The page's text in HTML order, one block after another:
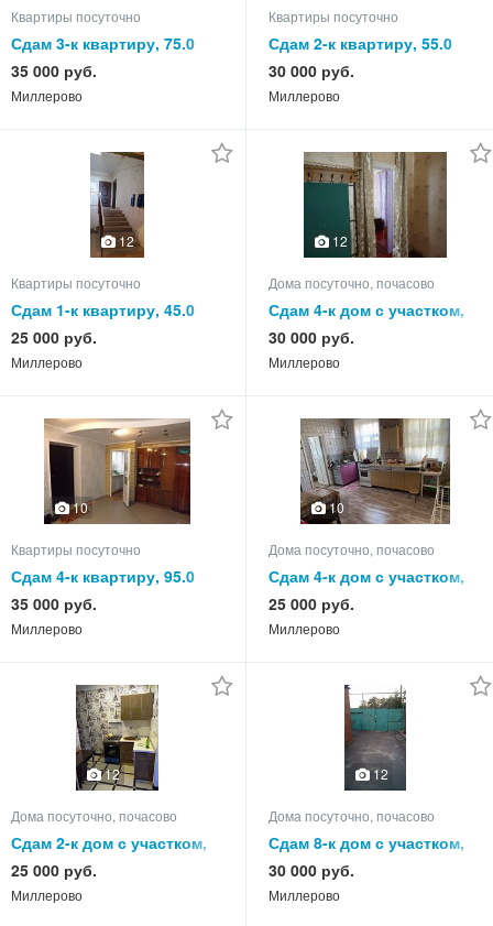
Квартиры посуточно
Сдам 3-к квартиру, 75.0
кв.м, этаж 2 из 2
35 000 руб.
Миллерово
Квартиры посуточно
Сдам 2-к квартиру, 55.0
кв.м, этаж 4 из 5
30 000 руб.
Миллерово
12
Квартиры посуточно
Сдам 1-к квартиру, 45.0
кв.м, этаж 1 из 3
25 000 руб.
Миллерово
12
Дома посуточно, почасово
Сдам 4-к дом с участком,
65.0 кв.м, этажей 1
30 000 руб.
Миллерово
10
Квартиры посуточно
Сдам 4-к квартиру, 95.0
кв.м, этаж 1 из 5
35 000 руб.
Миллерово
10
Дома посуточно, почасово
Сдам 4-к дом с участком,
75.0 кв.м, этажей 1
25 000 руб.
Миллерово
12
Дома посуточно, почасово
Сдам 2-к дом с участком,
55.0 кв.м, этажей 1
25 000 руб.
Миллерово
12
Дома посуточно, почасово
Сдам 8-к дом с участком,
105.0 кв.м, этажей 1
30 000 руб.
Миллерово